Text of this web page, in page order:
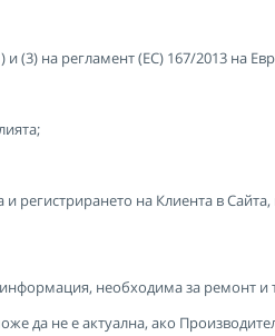
(3) на регламент (ЕС) 167/2013 на
на Клиента в Сайта,
необходима за ремонт
да не е актуална, ако